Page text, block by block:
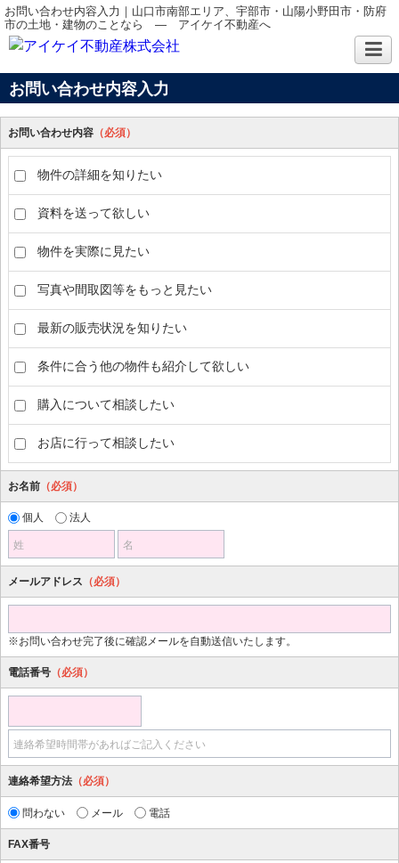
お問い合わせ内容入力｜山口市南部エリア、宇部市・山陽小野田市・防府
市の土地・建物のことなら ― アイケイ不動産へ
お問い合わせ内容入力
お問い合わせ内容 （必須）
物件の詳細を知りたい
資料を送って欲しい
物件を実際に見たい
写真や間取図等をもっと見たい
最新の販売状況を知りたい
条件に合う他の物件も紹介して欲しい
購入について相談したい
お店に行って相談したい
お名前 （必須）
個人 法人
姓 名
メールアドレス （必須）
※お問い合わせ完了後に確認メールを自動送信いたします。
電話番号 （必須）
連絡希望時間帯があればご記入ください
連絡希望方法 （必須）
問わない メール 電話
FAX番号